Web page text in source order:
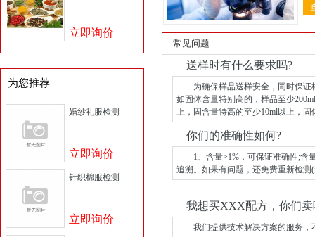
立即询价
为您推荐
婚纱礼服检测
立即询价
针织棉服检测
立即询价
常见问题
送样时有什么要求吗?
为确保样品送样安全，同时保证
如固体含量特别高的，样品至少
上，固含量特高的至少10ml以上，固
你们的准确性如何?
1、含量>1%，可保证准确性;含
追溯。如果有问题，还免费重新检
我想买XXX配方，你们卖
我们提供技术解决方案的服务，